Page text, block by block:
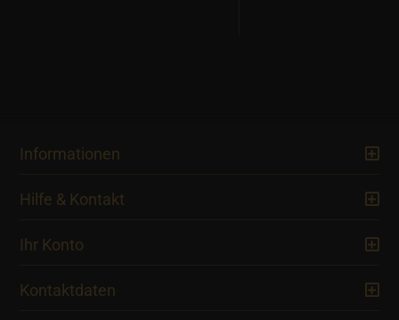
Informationen
Hilfe & Kontakt
Ihr Konto
Kontaktdaten